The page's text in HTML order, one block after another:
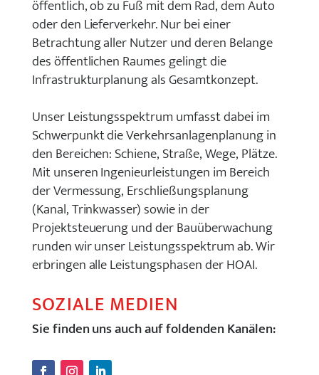
öffentlich, ob zu Fuß mit dem Rad, dem Auto
oder den Lieferverkehr. Nur bei einer
Betrachtung aller Nutzer und deren Belange
des öffentlichen Raumes gelingt die
Infrastrukturplanung als Gesamtkonzept.
Unser Leistungsspektrum umfasst dabei im
Schwerpunkt die Verkehrsanlagenplanung in
den Bereichen: Schiene, Straße, Wege, Plätze.
Mit unseren Ingenieurleistungen im Bereich
der Vermessung, Erschließungsplanung
(Kanal, Trinkwasser) sowie in der
Projektsteuerung und der Bauüberwachung
runden wir unser Leistungsspektrum ab. Wir
erbringen alle Leistungsphasen der HOAI.
SOZIALE MEDIEN
Sie finden uns auch auf foldenden Kanälen: